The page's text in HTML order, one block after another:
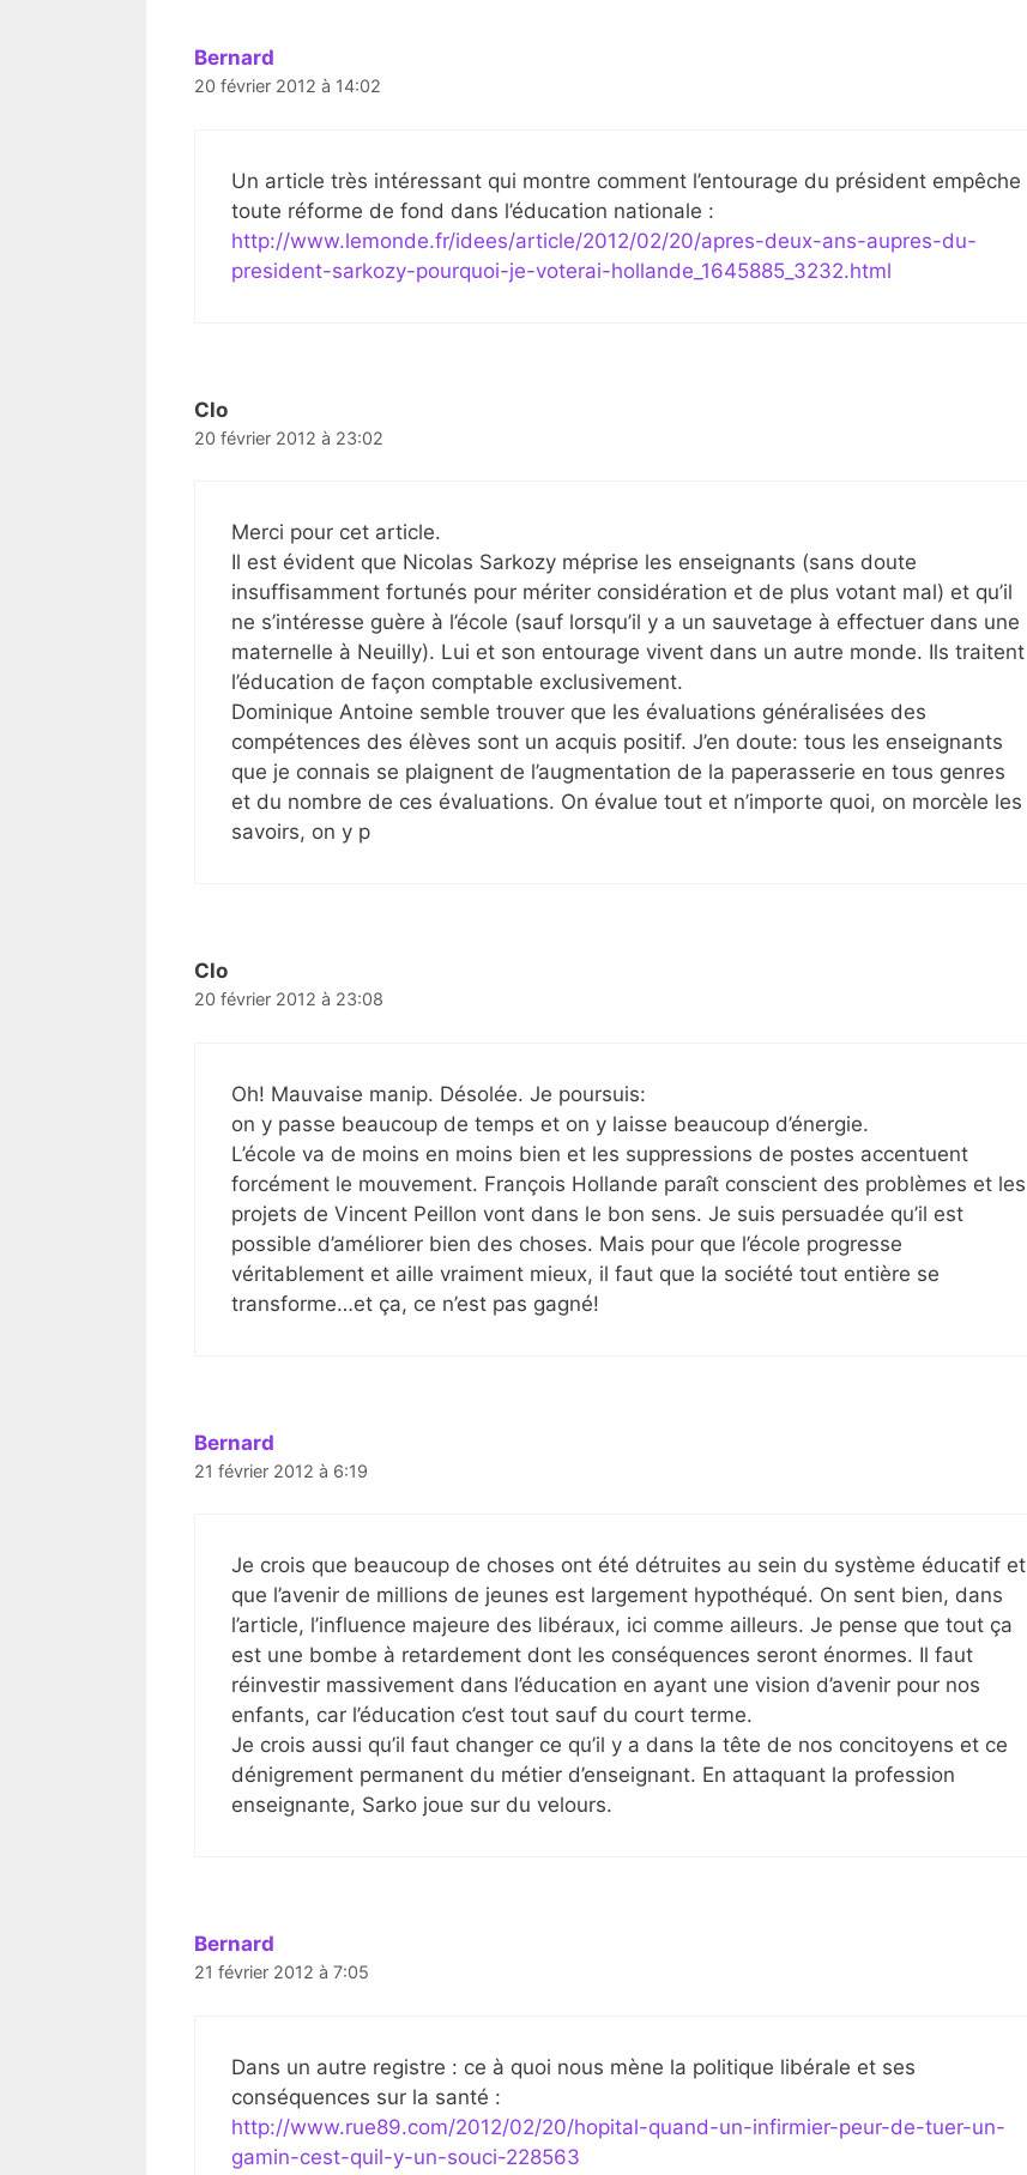
Bernard
20 février 2012 à 14:02
Un article très intéressant qui montre comment l’entourage du président empêche
toute réforme de fond dans l’éducation nationale :
http://www.lemonde.fr/idees/article/2012/02/20/apres-deux-ans-aupres-du-
president-sarkozy-pourquoi-je-voterai-hollande_1645885_3232.html
Clo
20 février 2012 à 23:02
Merci pour cet article.
Il est évident que Nicolas Sarkozy méprise les enseignants (sans doute
insuffisamment fortunés pour mériter considération et de plus votant mal) et qu’il
ne s’intéresse guère à l’école (sauf lorsqu’il y a un sauvetage à effectuer dans une
maternelle à Neuilly). Lui et son entourage vivent dans un autre monde. Ils traitent
l’éducation de façon comptable exclusivement.
Dominique Antoine semble trouver que les évaluations généralisées des
compétences des élèves sont un acquis positif. J’en doute: tous les enseignants
que je connais se plaignent de l’augmentation de la paperasserie en tous genres
et du nombre de ces évaluations. On évalue tout et n’importe quoi, on morcèle les
savoirs, on y p
Clo
20 février 2012 à 23:08
Oh! Mauvaise manip. Désolée. Je poursuis:
on y passe beaucoup de temps et on y laisse beaucoup d’énergie.
L’école va de moins en moins bien et les suppressions de postes accentuent
forcément le mouvement. François Hollande paraît conscient des problèmes et les
projets de Vincent Peillon vont dans le bon sens. Je suis persuadée qu’il est
possible d’améliorer bien des choses. Mais pour que l’école progresse
véritablement et aille vraiment mieux, il faut que la société tout entière se
transforme…et ça, ce n’est pas gagné!
Bernard
21 février 2012 à 6:19
Je crois que beaucoup de choses ont été détruites au sein du système éducatif et
que l’avenir de millions de jeunes est largement hypothéqué. On sent bien, dans
l’article, l’influence majeure des libéraux, ici comme ailleurs. Je pense que tout ça
est une bombe à retardement dont les conséquences seront énormes. Il faut
réinvestir massivement dans l’éducation en ayant une vision d’avenir pour nos
enfants, car l’éducation c’est tout sauf du court terme.
Je crois aussi qu’il faut changer ce qu’il y a dans la tête de nos concitoyens et ce
dénigrement permanent du métier d’enseignant. En attaquant la profession
enseignante, Sarko joue sur du velours.
Bernard
21 février 2012 à 7:05
Dans un autre registre : ce à quoi nous mène la politique libérale et ses
conséquences sur la santé :
http://www.rue89.com/2012/02/20/hopital-quand-un-infirmier-peur-de-tuer-un-
gamin-cest-quil-y-un-souci-228563